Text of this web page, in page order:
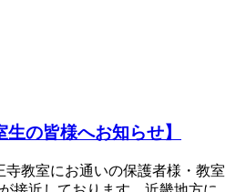
生の皆様へお知らせ】
寺教室にお通いの保護者様・教室